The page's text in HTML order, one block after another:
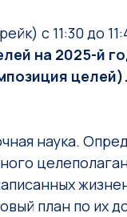
с 11:30 до
на 2025-й
наука.
план по их